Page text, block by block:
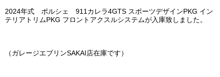
2024年式 ポルシェ 911カレラ4GTS スポーツデザインPKG イン
テリアトリムPKG フロントアクスルシステムが入庫致しました。
（ガレージエブリンSAKAI店在庫です）